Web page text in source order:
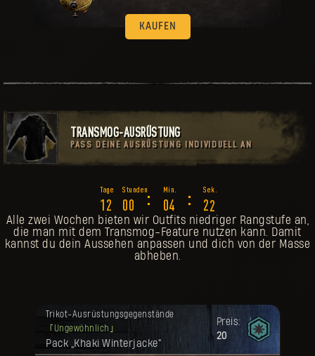
KAUFEN
TRANSMOG-AUSRÜSTUNG
PASS DEINE AUSRÜSTUNG INDIVIDUELL AN
1 2 00 : 04 : 1
8
9
Alle zwei Wochen bieten wir Outfits niedriger Rangstufe an,
die man mit dem Transmog-Feature nutzen kann. Damit
kannst du dein Aussehen anpassen und dich von der Masse
abheben.
Trikot-Ausrüstungsgegenstände
Ungewöhnlich
Pack „Khaki Winterjacke“
Preis:
20
Deine Belohnung ist freigeschaltet
worden.